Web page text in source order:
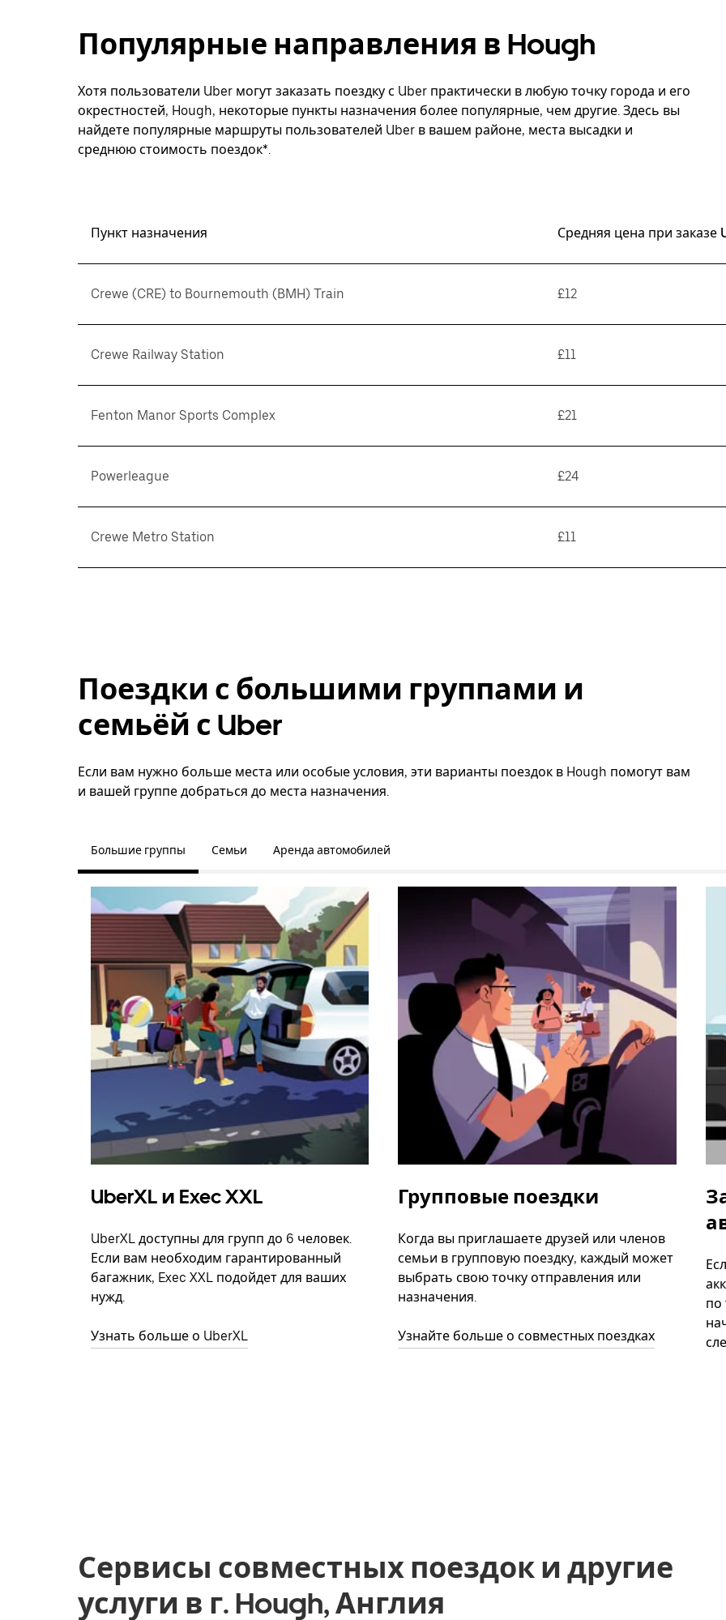
Популярные направления в Hough
Хотя пользователи Uber могут заказать поездку с Uber практически в любую точку города и его
окрестностей, Hough, некоторые пункты назначения более популярные, чем другие. Здесь вы
найдете популярные маршруты пользователей Uber в вашем районе, места высадки и
среднюю стоимость поездок*.
Пункт назначения Средняя цена при заказе
Crewe (CRE) to Bournemouth (BMH) Train £12
Crewe Railway Station £11
Fenton Manor Sports Complex £21
Powerleague £24
Crewe Metro Station £11
Поездки с большими группами и
семьёй с Uber
Если вам нужно больше места или особые условия, эти варианты поездок в Hough помогут вам
и вашей группе добраться до места назначения.
Большие группы Семьи Аренда автомобилей
UberXL и Exec XXL
UberXL доступны для групп до 6 человек.
Если вам необходим гарантированный
багажник, Exec XXL подойдет для ваших
нужд.
Узнать больше о UberXL
Групповые поездки
Когда вы приглашаете друзей или членов
семьи в групповую поездку, каждый может
выбрать свою точку отправления или
назначения.
Узнайте больше о совместных поездках
по
Сервисы совместных поездок и другие
услуги в г. Hough, Англия